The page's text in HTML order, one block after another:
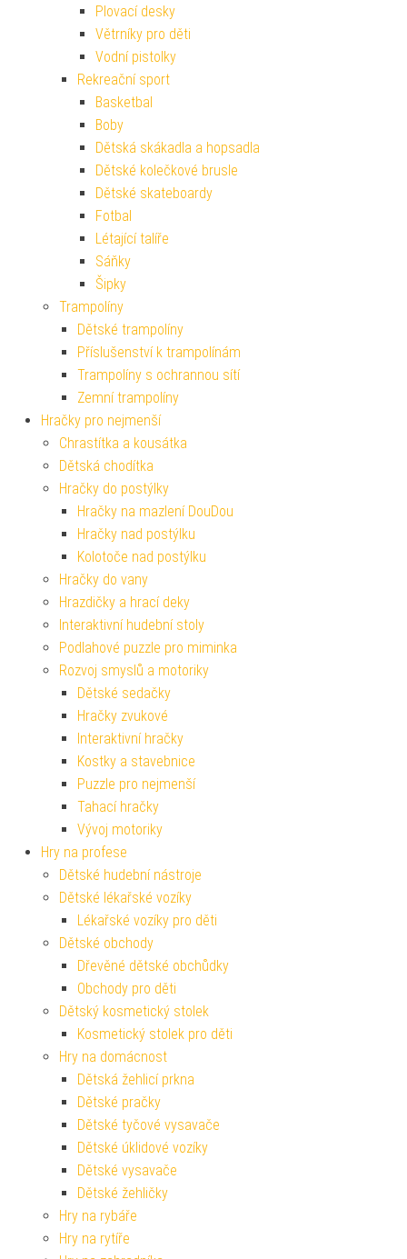
Plovací desky
Větrníky pro děti
Vodní pistolky
Rekreační sport
Basketbal
Boby
Dětská skákadla a hopsadla
Dětské kolečkové brusle
Dětské skateboardy
Fotbal
Létající talíře
Sáňky
Šipky
Trampolíny
Dětské trampolíny
Příslušenství k trampolínám
Trampolíny s ochrannou sítí
Zemní trampolíny
Hračky pro nejmenší
Chrastítka a kousátka
Dětská chodítka
Hračky do postýlky
Hračky na mazlení DouDou
Hračky nad postýlku
Kolotoče nad postýlku
Hračky do vany
Hrazdičky a hrací deky
Interaktivní hudební stoly
Podlahové puzzle pro miminka
Rozvoj smyslů a motoriky
Dětské sedačky
Hračky zvukové
Interaktivní hračky
Kostky a stavebnice
Puzzle pro nejmenší
Tahací hračky
Vývoj motoriky
Hry na profese
Dětské hudební nástroje
Dětské lékařské vozíky
Lékařské vozíky pro děti
Dětské obchody
Dřevěné dětské obchůdky
Obchody pro děti
Dětský kosmetický stolek
Kosmetický stolek pro děti
Hry na domácnost
Dětská žehlicí prkna
Dětské pračky
Dětské tyčové vysavače
Dětské úklidové vozíky
Dětské vysavače
Dětské žehličky
Hry na rybáře
Hry na rytíře